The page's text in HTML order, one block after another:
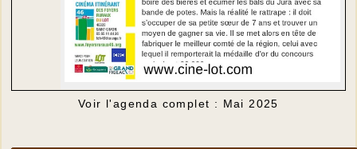
Voir l'agenda complet : Mai 2025